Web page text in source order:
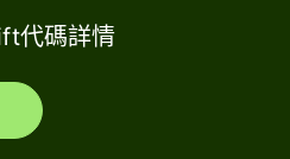
代碼詳情